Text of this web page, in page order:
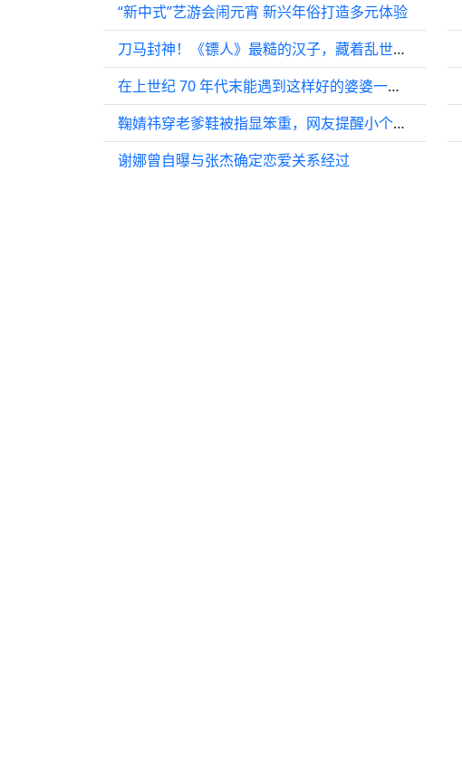
“新中式”艺游会闹元宵 新兴年俗打造多元体验
刀马封神！《镖人》最糙的汉子，藏着乱世最软的良心
在上世纪 70 年代末能遇到这样好的婆婆一定会很幸福吧，陈飞宇 孙千
鞠婧祎穿老爹鞋被指显笨重，网友提醒小个子慎选
谢娜曾自曝与张杰确定恋爱关系经过